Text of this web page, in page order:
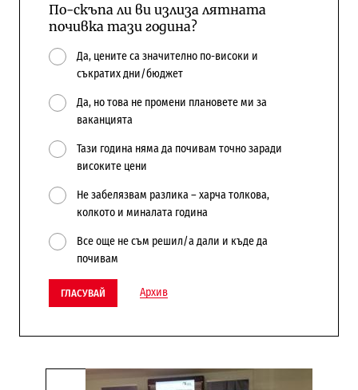
По-скъпа ли ви излиза лятната
почивка тази година?
Да, цените са значително по-високи и
съкратих дни/бюджет
Да, но това не промени плановете ми за
ваканцията
Тази година няма да почивам точно заради
високите цени
Не забелязвам разлика – харча толкова,
колкото и миналата година
Все още не съм решил/а дали и къде да
почивам
ГЛАСУВАЙ Архив